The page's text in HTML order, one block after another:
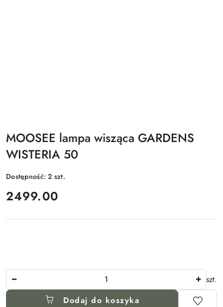
MOOSEE lampa wisząca GARDENS
WISTERIA 50
Dostępność:2 szt.
cena:
2499.00
szt.
Dodaj do koszyka